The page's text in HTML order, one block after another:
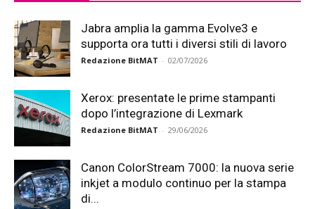
Jabra amplia la gamma Evolve3 e
supporta ora tutti i diversi stili di lavoro
Redazione BitMAT - 02/07/2026
Xerox: presentate le prime stampanti
dopo l’integrazione di Lexmark
Redazione BitMAT - 29/06/2026
Canon ColorStream 7000: la nuova serie
inkjet a modulo continuo per la stampa
di...